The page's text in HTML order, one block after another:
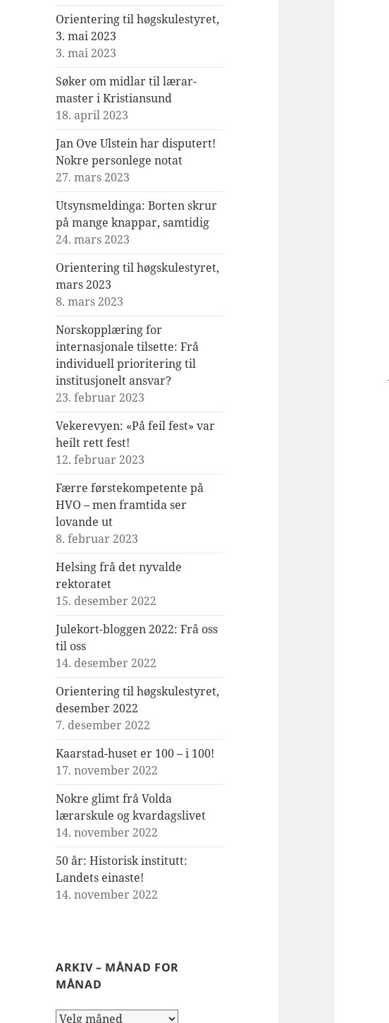
Orientering til høgskulestyret,
3. mai 2023
3. mai 2023
Søker om midlar til lærar-
master i Kristiansund
18. april 2023
Jan Ove Ulstein har disputert!
Nokre personlege notat
27. mars 2023
Utsynsmeldinga: Borten skrur
på mange knappar, samtidig
24. mars 2023
Orientering til høgskulestyret,
mars 2023
8. mars 2023
Norskopplæring for
internasjonale tilsette: Frå
individuell prioritering til
institusjonelt ansvar?
23. februar 2023
Vekerevyen: «På feil fest» var
heilt rett fest!
12. februar 2023
Færre førstekompetente på
HVO – men framtida ser
lovande ut
8. februar 2023
Helsing frå det nyvalde
rektoratet
15. desember 2022
Julekort-bloggen 2022: Frå oss
til oss
14. desember 2022
Orientering til høgskulestyret,
desember 2022
7. desember 2022
Kaarstad-huset er 100 – i 100!
17. november 2022
Nokre glimt frå Volda
lærarskule og kvardagslivet
14. november 2022
50 år: Historisk institutt:
Landets einaste!
14. november 2022
ARKIV – MÅNAD FOR
MÅNAD
Arkiv